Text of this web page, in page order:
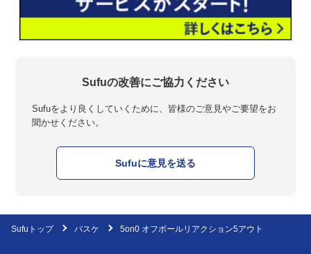
Sufuの改善にご協力ください
Sufuをより良くしていくために、皆様のご意見やご要望をお
聞かせください。
Sufuに意見を送る
Sufuトップ バスケ 5on0 オフボールリアクション5アウト